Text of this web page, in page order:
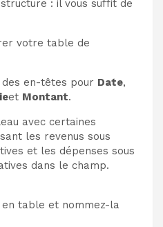
: il vous suffit de
votre table de
en-têtes pour Date,
et Montant.
avec certaines
les revenus sous
et les dépenses sous
dans le champ.
table et nommez-la